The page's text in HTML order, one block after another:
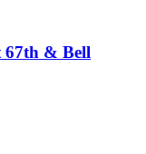
67th & Bell